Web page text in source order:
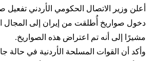
أعلن وزير الاتصال الحكومي الأردني تفعيل
دخول صواريخ أُطلقت من إيران إلى المجال
مشيرًا إلى أنه تم اعتراض هذه الصواريخ.
وأكد أن القوات المسلحة الأردنية في حالة